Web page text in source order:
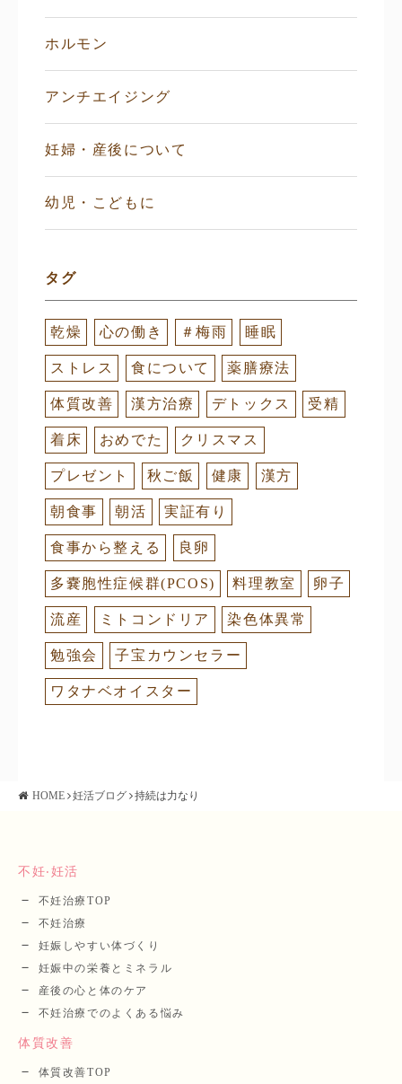
ホルモン
アンチエイジング
妊婦・産後について
幼児・こどもに
タグ
乾燥 心の働き ＃梅雨 睡眠
ストレス 食について 薬膳療法
体質改善 漢方治療 デトックス 受精
着床 おめでた クリスマス
プレゼント 秋ご飯 健康 漢方
朝食事 朝活 実証有り
食事から整える 良卵
多嚢胞性症候群(PCOS) 料理教室 卵子
流産 ミトコンドリア 染色体異常
勉強会 子宝カウンセラー
ワタナベオイスター
HOME 妊活ブログ 持続は力なり
不妊‧妊活
不妊治療TOP
不妊治療
妊娠しやすい体づくり
妊娠中の栄養とミネラル
産後の⼼と体のケア
不妊治療でのよくある悩み
体質改善
体質改善TOP